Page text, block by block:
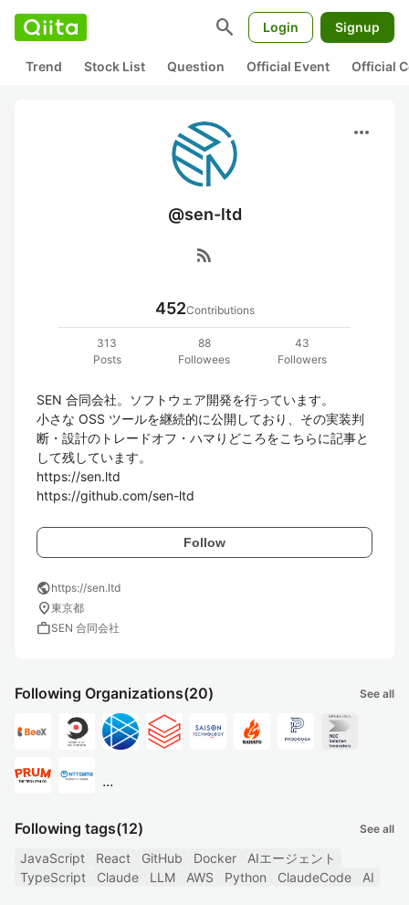
search Login Signup
Trend Stock List Question Official Event Official
more_horiz
@sen-ltd
rss_feed
452Contributions
313
Posts
88
Followees
43
Followers
SEN 合同会社。ソフトウェア開発を行っています。
小さな OSS ツールを継続的に公開しており、その実装判
断・設計のトレードオフ・ハマりどころをこちらに記事と
して残しています。
https://sen.ltd
https://github.com/sen-ltd
Follow
publichttps://sen.ltd
location_on東京都
workSEN 合同会社
Following Organizations(20) See all
...
Following tags(12) See all
JavaScript React GitHub Docker
AIエージェント
TypeScript
Claude LLM AWS Python ClaudeCode AI